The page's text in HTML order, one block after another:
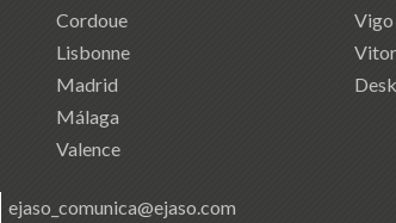
Cordoue
Lisbonne
Madrid
Málaga
Valence
Vigo
ejaso_comunica@ejaso.com